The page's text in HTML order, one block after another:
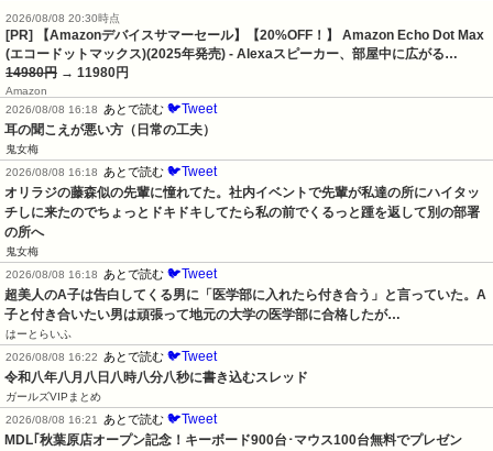
2026/08/08 20:30時点
[PR] 【Amazonデバイスサマーセール】【20%OFF！】 Amazon Echo Dot Max
(エコードットマックス)(2025年発売) - Alexaスピーカー、部屋中に広がる…
14980円 → 11980円
Amazon
2026/08/08 16:18
あとで読む 🐦Tweet
耳の聞こえが悪い方（日常の工夫）
鬼女梅
2026/08/08 16:18
あとで読む 🐦Tweet
オリラジの藤森似の先輩に憧れてた。社内イベントで先輩が私達の所にハイタッ
チしに来たのでちょっとドキドキしてたら私の前でくるっと踵を返して別の部署
の所へ
鬼女梅
2026/08/08 16:18
あとで読む 🐦Tweet
超美人のA子は告白してくる男に「医学部に入れたら付き合う」と言っていた。A
子と付き合いたい男は頑張って地元の大学の医学部に合格したが…
はーとらいふ
2026/08/08 16:22
あとで読む 🐦Tweet
令和八年八月八日八時八分八秒に書き込むスレッド
ガールズVIPまとめ
2026/08/08 16:21
あとで読む 🐦Tweet
MDL｢秋葉原店オープン記念！キーボード900台･マウス100台無料でプレゼン